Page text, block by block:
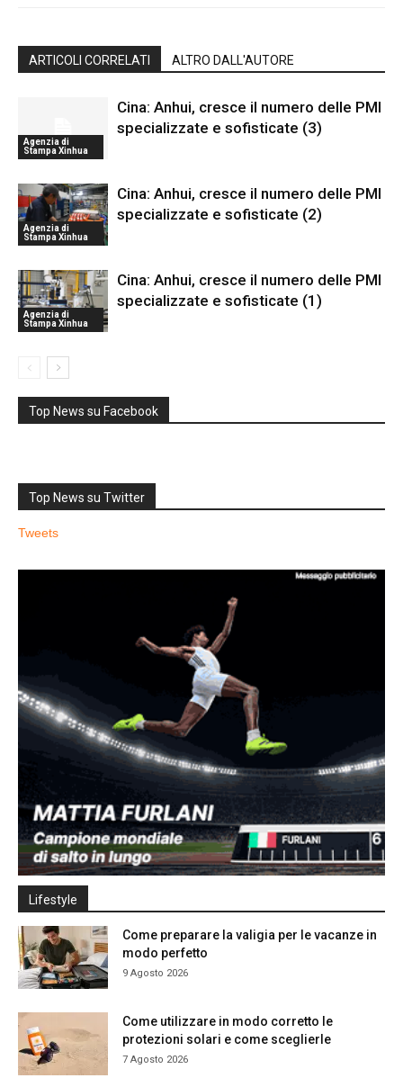
ARTICOLI CORRELATI ALTRO DALL'AUTORE
Agenzia di
Stampa Xinhua
Cina: Anhui, cresce il numero delle PMI
specializzate e sofisticate (3)
Agenzia di
Stampa Xinhua
Cina: Anhui, cresce il numero delle PMI
specializzate e sofisticate (2)
Agenzia di
Stampa Xinhua
Cina: Anhui, cresce il numero delle PMI
specializzate e sofisticate (1)
Top News su Facebook
Top News su Twitter
Tweets
Lifestyle
Come preparare la valigia per le vacanze in
modo perfetto
9 Agosto 2026
Come utilizzare in modo corretto le
protezioni solari e come sceglierle
7 Agosto 2026